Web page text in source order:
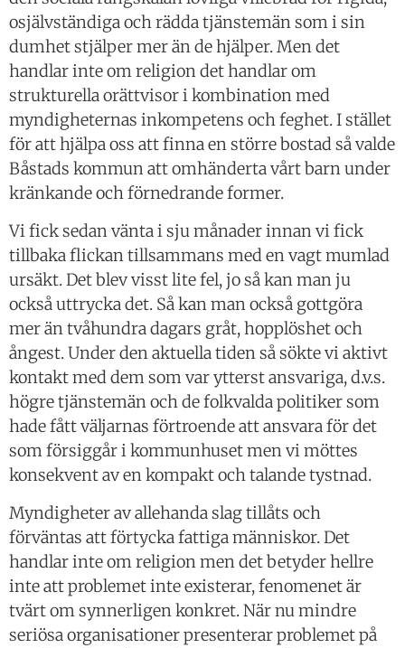
osjälvständiga och rädda tjänstemän som i sin
dumhet stjälper mer än de hjälper. Men det
handlar inte om religion det handlar om
strukturella orättvisor i kombination med
myndigheternas inkompetens och feghet. I stället
för att hjälpa oss att finna en större bostad så valde
Båstads kommun att omhänderta vårt barn under
kränkande och förnedrande former.
Vi fick sedan vänta i sju månader innan vi fick
tillbaka flickan tillsammans med en vagt mumlad
ursäkt. Det blev visst lite fel, jo så kan man ju
också uttrycka det. Så kan man också gottgöra
mer än tvåhundra dagars gråt, hopplöshet och
ångest. Under den aktuella tiden så sökte vi aktivt
kontakt med dem som var ytterst ansvariga, d.v.s.
högre tjänstemän och de folkvalda politiker som
hade fått väljarnas förtroende att ansvara för det
som försiggår i kommunhuset men vi möttes
konsekvent av en kompakt och talande tystnad.
Myndigheter av allehanda slag tillåts och
förväntas att förtycka fattiga människor. Det
handlar inte om religion men det betyder hellre
inte att problemet inte existerar, fenomenet är
tvärt om synnerligen konkret. När nu mindre
seriösa organisationer presenterar problemet på